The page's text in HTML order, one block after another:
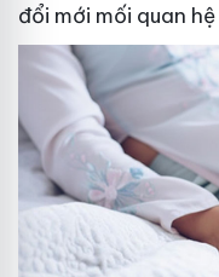
đổi mới mối quan